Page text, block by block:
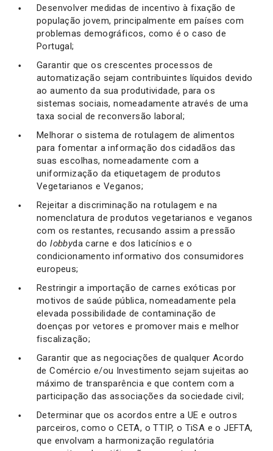
Desenvolver medidas de incentivo à fixação de
população jovem, principalmente em países com
problemas demográficos, como é o caso de
Portugal;
Garantir que os crescentes processos de
automatização sejam contribuintes líquidos devido
ao aumento da sua produtividade, para os
sistemas sociais, nomeadamente através de uma
taxa social de reconversão laboral;
Melhorar o sistema de rotulagem de alimentos
para fomentar a informação dos cidadãos das
suas escolhas, nomeadamente com a
uniformização da etiquetagem de produtos
Vegetarianos e Veganos;
Rejeitar a discriminação na rotulagem e na
nomenclatura de produtos vegetarianos e veganos
com os restantes, recusando assim a pressão
dolobbyda carne e dos laticínios e o
condicionamento informativo dos consumidores
europeus;
Restringir a importação de carnes exóticas por
motivos de saúde pública, nomeadamente pela
elevada possibilidade de contaminação de
doenças por vetores e promover mais e melhor
fiscalização;
Garantir que as negociações de qualquer Acordo
de Comércio e/ou Investimento sejam sujeitas ao
máximo de transparência e que contem com a
participação das associações da sociedade civil;
Determinar que os acordos entre a UE e outros
parceiros, como o CETA, o TTIP, o TiSA e o JEFTA,
que envolvam a harmonização regulatória